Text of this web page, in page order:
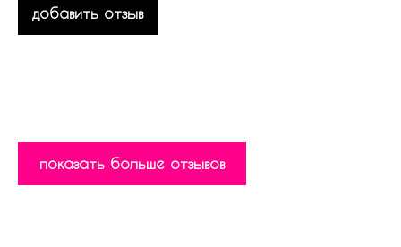
добавить отзыв
показать больше отзывов